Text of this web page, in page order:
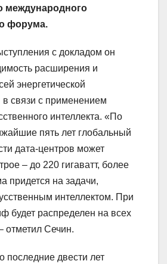
международного
форума.
с докладом он
расширения и
энергетической
в связи с применением
интеллекта. «По
пять лет глобальный
дата-центров может
– до 220 гигаватт, более
придется на задачи,
интеллектом. При
будет распределен на всех
отметил Сечин.
последние двести лет